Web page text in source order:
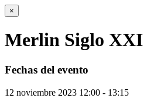
×
Merlin Siglo XXI
Fechas del evento
12 noviembre 2023 12:00 - 13:15